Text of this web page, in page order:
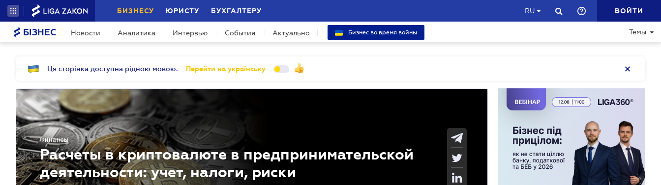
БИЗНЕСУ ЮРИСТУ БУХГАЛТЕРУ RU ВОЙТИ
БІЗНЕС Новости Аналитика Интервью События Актуально Бизнес во время войны Темы
Ця сторінка доступна рідною мовою. Перейти на українську
Финансы
Расчеты в криптовалюте в предпринимательской
деятельности: учет, налоги, риски